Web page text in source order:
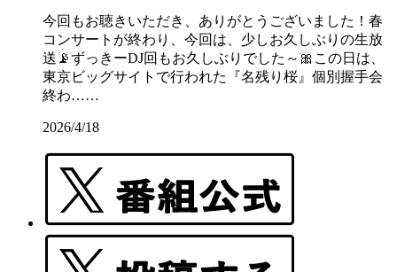
今回もお聴きいただき、ありがとうございました！春
コンサートが終わり、今回は、少しお久しぶりの生放
送📡ずっきーDJ回もお久しぶりでした～🎀この日は、
東京ビッグサイトで行われた『名残り桜』個別握手会
終わ……
2026/4/18